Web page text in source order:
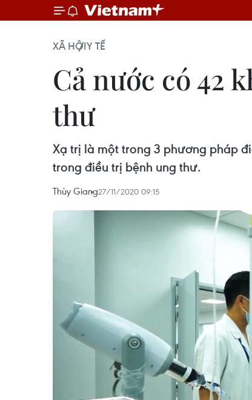
XÃ HỘIY TẾ
Cả nước có 42
thư
Xạ trị là một trong 3 phương pháp
trong điều trị bệnh ung thư.
Thùy Giang27/11/2020 09:15